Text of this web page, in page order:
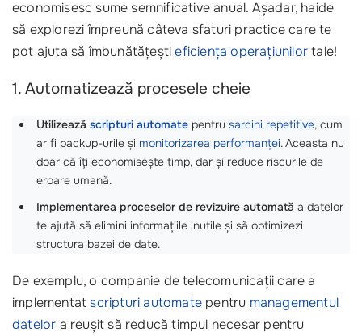
economisesc sume semnificative anual. Așadar, haide
să explorezi împreună câteva sfaturi practice care te
pot ajuta să îmbunătățeștieficiența operațiunilortale!
1. Automatizează procesele cheie
Utilizează scripturi automate pentru sarcini repetitive, cum
ar fi backup-urile și monitorizarea performanței. Aceasta nu
doar că îți economisește timp, dar și reduce riscurile de
eroare umană.
Implementarea proceselor de revizuire automată a datelor
te ajută să elimini informațiile inutile și să optimizezi
structura bazei de date.
De exemplu, o companie de telecomunicații care a
implementatscripturi automate pentru managementul
datelor a reușit să reducă timpul necesar pentru